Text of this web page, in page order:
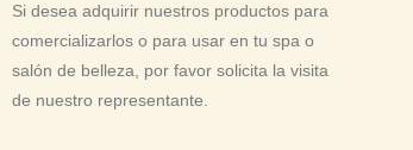
Si desea adquirir nuestros productos para
comercializarlos o para usar en tu spa o
salón de belleza, por favor solicita la visita
de nuestro representante.